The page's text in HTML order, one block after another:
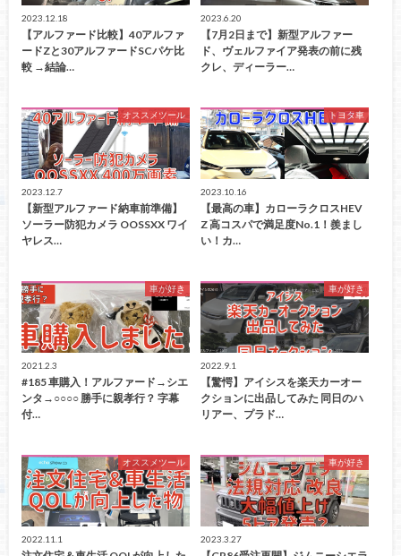
2023.12.18
【アルファード比較】40アルファ
ードZと30アルファードSCパケ比
較 →結論…
2023.6.20
【7月2日まで】新型アルファー
ド、ヴェルファイア発表の前に残
クレ、ディーラー…
オススメツール
2023.12.7
【新型アルファード納車前準備】
ソーラー防犯カメラ ‎OOSSXX ワイ
ヤレス…
トヨタ車
2023.10.16
【最高の車】カローラクロスHEV
Z 高コスパで満足度No.1！羨まし
い！カ…
車が好き
2021.2.3
#185 車購入！アルファード→シエ
ンタ→○○○○ 勝手に親孝行？ 字幕
付…
車が好き
2022.9.1
【驚愕】アイシスを楽天カーオー
クションに出品してみた 同日のハ
リアー、プラド…
オススメツール
2022.11.1
車が好き
2023.3.27